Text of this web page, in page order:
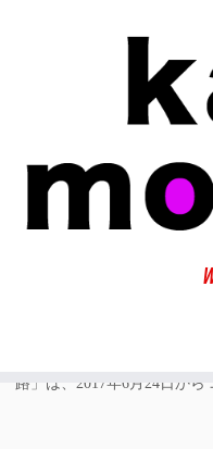
日別アーカ
路」は、2017年6月24日か